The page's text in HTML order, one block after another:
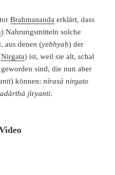
Brahmananda erklärt, dass
) Nahrungsmitteln solche
aus denen (yebhyaḥ) der
Nirgata) ist, weil sie alt, schal
sind, die nun aber
) können:nīrasā nirgato
jīryanti.